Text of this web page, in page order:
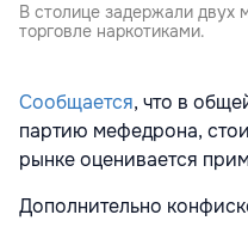
В столице задержали двух
торговле наркотиками.
Сообщается, что в
партию мефедрона,
рынке оценивается
Дополнительно